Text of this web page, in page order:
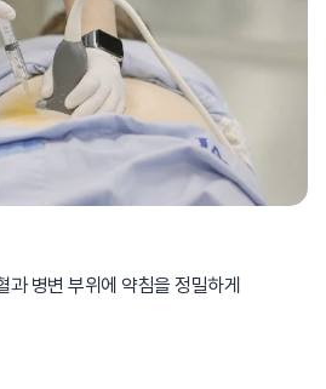
과 병변 부위에 약침을 정밀하게